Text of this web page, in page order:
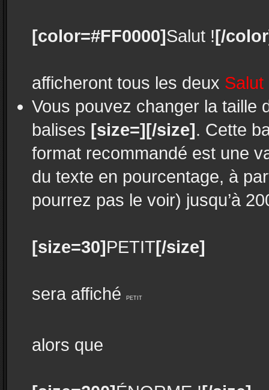
[color=#FF0000]Salut ![/
afficheront tous les deux Salut
Vous pouvez changer la taille
balises [size=][/size]. Cette
format recommandé est une
du texte en pourcentage, à
pourrez pas le voir) jusqu’à
[size=30]PETIT[/size]
sera affiché PETIT
alors que